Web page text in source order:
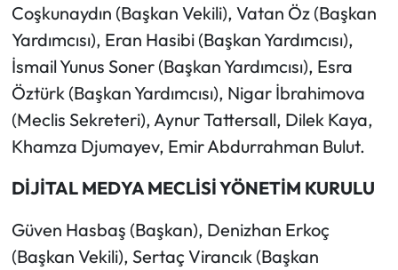
Coşkunaydın (Başkan Vekili), Vatan Öz (Başkan
Yardımcısı), Eran Hasibi (Başkan Yardımcısı),
İsmail Yunus Soner (Başkan Yardımcısı), Esra
Öztürk (Başkan Yardımcısı), Nigar İbrahimova
(Meclis Sekreteri), Aynur Tattersall, Dilek Kaya,
Khamza Djumayev, Emir Abdurrahman Bulut.
DİJİTAL MEDYA MECLİSİ YÖNETİM KURULU
Güven Hasbaş (Başkan), Denizhan Erkoç
(Başkan Vekili), Sertaç Virancık (Başkan